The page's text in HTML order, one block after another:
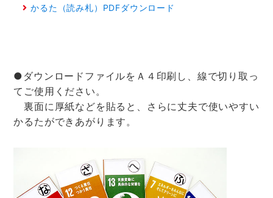
かるた（読み札）PDFダウンロード
●ダウンロードファイルをＡ４印刷し、線で切り取っ
てご使用ください。
裏面に厚紙などを貼ると、さらに丈夫で使いやすい
かるたができあがります。